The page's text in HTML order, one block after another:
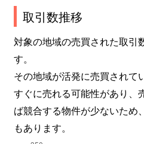
取引数推移
対象の地域の売買された取引
す。
その地域が活発に売買されて
すぐに売れる可能性があり、
ば競合する物件が少ないため
もあります。